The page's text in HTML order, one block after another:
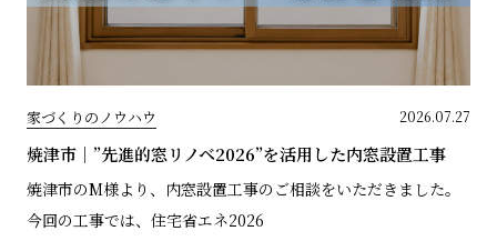
家づくりのノウハウ 2026.07.27
焼津市｜”先進的窓リノベ2026”を活用した内窓設置工事
焼津市のM様より、内窓設置工事のご相談をいただきました。
今回の工事では、住宅省エネ2026